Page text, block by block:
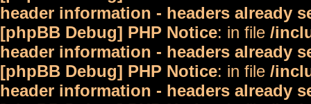
header information - headers already
[phpBB Debug] PHP Notice: in file /
header information - headers already
[phpBB Debug] PHP Notice: in file /
header information - headers already